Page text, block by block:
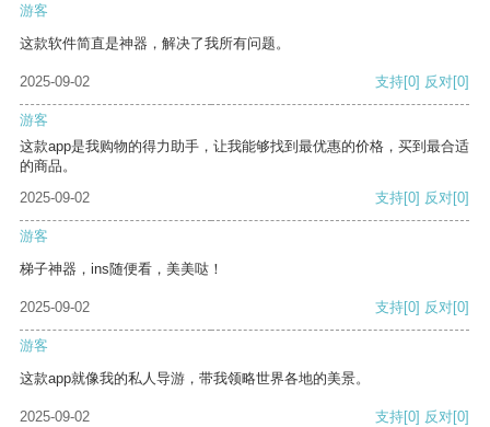
游客
这款软件简直是神器，解决了我所有问题。
2025-09-02 支持[0] 反对[0]
游客
这款app是我购物的得力助手，让我能够找到最优惠的价格，买到最合适
的商品。
2025-09-02
支持[0] 反对[0]
游客
梯子神器，ins随便看，美美哒！
2025-09-02 支持[0] 反对[0]
游客
这款app就像我的私人导游，带我领略世界各地的美景。
2025-09-02 支持[0] 反对[0]